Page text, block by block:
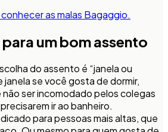
as malas Bagaggio.
um bom assento
do assento é “janela ou
janela se você gosta de dormir,
não ser incomodado pelos colegas
ir ao banheiro.
para pessoas mais altas, que